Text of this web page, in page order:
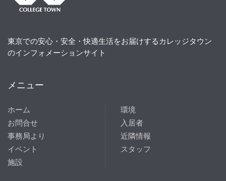
東京での安心・安全・快適生活をお届けするカレッジタウン
のインフォメーションサイト
メニュー
ホーム
お問合せ
事務局より
イベント
施設
環境
入居者
近隣情報
スタッフ